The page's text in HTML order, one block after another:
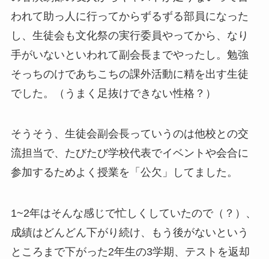
われて助っ人に行ってからずるずる部員になった
し、生徒会も文化祭の実行委員やってから、なり
手がいないといわれて副会長までやったし。勉強
そっちのけであちこちの課外活動に精を出す生徒
でした。（うまく足抜けできない性格？）
そうそう、生徒会副会長っていうのは他校との交
流担当で、たびたび学校代表でイベントや会合に
参加するためよく授業を「公欠」してました。
1~2年はそんな感じで忙しくしていたので（？）、
成績はどんどん下がり続け、もう後がないという
ところまで下がった2年生の3学期、テストを返却